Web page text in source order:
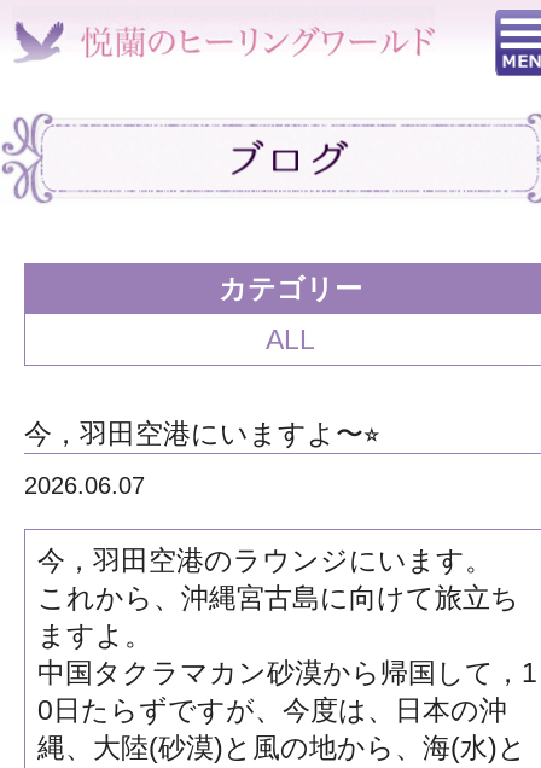
カテゴリー
ALL
今，羽田空港にいますよ〜⭐︎
2026.06.07
今，羽田空港のラウンジにいます。
これから、沖縄宮古島に向けて旅立ち
ますよ。
中国タクラマカン砂漠から帰国して，1
0日たらずですが、今度は、日本の沖
縄、大陸(砂漠)と風の地から、海(水)と